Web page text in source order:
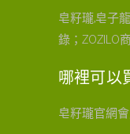
皂籽瓏,皂子
錄；ZOZILO
哪裡可以
皂籽瓏官網